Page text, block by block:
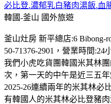
必比登.濃郁乳白豬肉湯飯.血
韓國-釜山 國外旅遊
釜山灶房 新平總店:6 Bibong-
50-71376-2901，營業時間
我們小虎吃貨團韓國米其林
次，第一天的中午是近三五
2025-26連續兩年的米其林必
有韓國人的米其林必比登豬